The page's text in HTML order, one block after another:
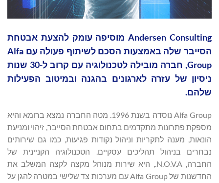
‏Andersen Consulting מוסיפה עומק להצעת אבטחת
הסייבר שלה באמצעות הסכם לשיתוף פעולה עם Alfa
Group, חברה מובילה לטכנולוגיה עם קרוב ל-30 שנות
ניסיון של עזרה לארגונים בהגנה ובמיטוב הפעילות
שלהם.
Alfa Group נוסדה בשנת 1996. מטה החברה נמצא ברומא והיא
מספקת פתרונות מתקדמים בתחום אבטחת הסייבר, זיהוי ומניעת
הונאות, מענה לתקריות וניהול נקודות פגיעות, כמו גם שירותים
נבחרים בניהול תהליכים עסקיים. הטכנולוגיה הקניינית של
החברה, N.O.V.A., היא שירות מנוהל מקצה לקצה המשלב את
החדשנות של Alfa Group עם מערכות צד שלישי במטרה להגן על